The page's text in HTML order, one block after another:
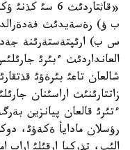
«قاثتاردئث
ب ؤ) رةسةيدئث
س ب) ارئپتةستةرئنة
العانداردئث ءبئرئ
شالعان تاعئ بئرةؤئ
زاتتارئنئث اراسئنان
ءتئرئ قالعان پيانزين
رؤسلان مادايأ ةكةؤئ،